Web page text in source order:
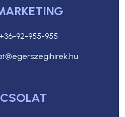
+36-92-955-955